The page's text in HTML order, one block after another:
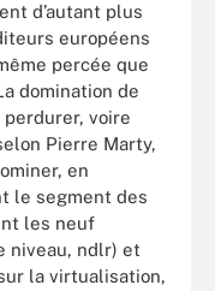
d’autant plus
européens
percée que
domination de
perdurer, voire
Pierre Marty,
en
le segment des
les neuf
niveau, ndlr) et
la virtualisation,